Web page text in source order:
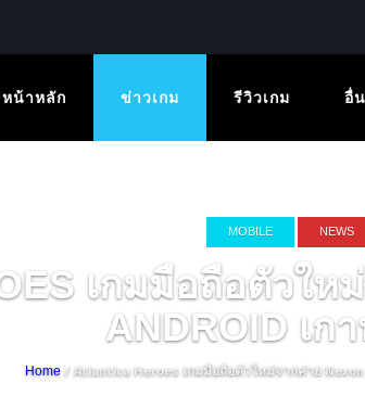
หน้าหลัก ข่าวเกม รีวิวเกม อื่
MOBILE NEWS
เกมมือถือตัวให
ANDROID เก
Home / Atlantica Heroes เกมมือถือตัวใหม่จากค่าย Nexon